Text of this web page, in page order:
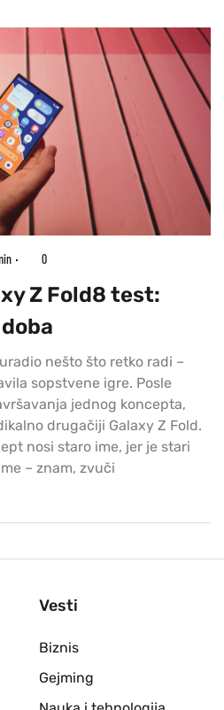
0
Z Fold8 test:
nešto što retko radi –
sopstvene igre. Posle
jednog koncepta,
drugačiji Galaxy Z Fold.
nosi staro ime, jer je stari
– znam, zvuči
Vesti
Biznis
Gejming